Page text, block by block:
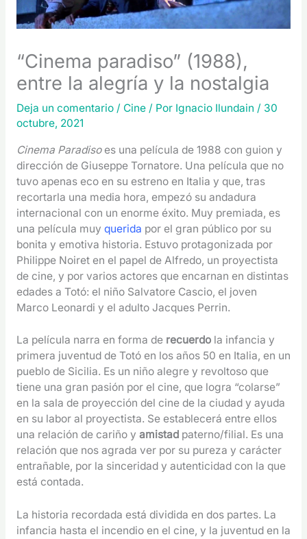
“Cinema paradiso” (1988),
entre la alegría y la nostalgia
Deja un comentario / Cine/ Por Ignacio Ilundain / 30
octubre, 2021
Cinema Paradisoes una película de 1988 con guion y
dirección de Giuseppe Tornatore. Una película que no
tuvo apenas eco en su estreno en Italia y que, tras
recortarla una media hora, empezó su andadura
internacional con un enorme éxito. Muy premiada, es
una película muy querida por el gran público por su
bonita y emotiva historia. Estuvo protagonizada por
Philippe Noiret en el papel de Alfredo, un proyectista
de cine, y por varios actores que encarnan en distintas
edades a Totó: el niño Salvatore Cascio, el joven
Marco Leonardi y el adulto Jacques Perrin.
La película narra en forma de recuerdola infancia y
primera juventud de Totó en los años 50 en Italia, en un
pueblo de Sicilia. Es un niño alegre y revoltoso que
tiene una gran pasión por el cine, que logra “colarse”
en la sala de proyección del cine de la ciudad y ayuda
en su labor al proyectista. Se establecerá entre ellos
una relación de cariño y amistad paterno/filial. Es una
relación que nos agrada ver por su pureza y carácter
entrañable, por la sinceridad y autenticidad con la que
está contada.
La historia recordada está dividida en dos partes. La
infancia hasta el incendio en el cine, y la juventud en la